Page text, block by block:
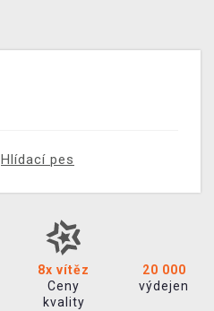
Hlídací pes
8x vítěz
Ceny
kvality
20 000
výdejen